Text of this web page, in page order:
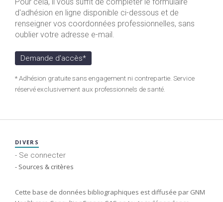
d'adhésion en ligne disponible ci-dessous et de
renseigner vos coordonnées professionnelles, sans
oublier votre adresse e-mail.
Demande d'accès*
* Adhésion gratuite sans engagement ni contrepartie. Service
réservé exclusivement aux professionnels de santé.
DIVERS
- Se connecter
- Sources & critères
Cette base de données bibliographiques est diffusée par GNM